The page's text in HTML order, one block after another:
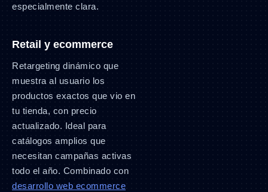
especialmente clara.
Retail y ecommerce
Retargeting dinámico que
muestra al usuario los
productos exactos que vio en
tu tienda, con precio
actualizado. Ideal para
catálogos amplios que
necesitan campañas activas
todo el año. Combinado con
desarrollo web ecommerce